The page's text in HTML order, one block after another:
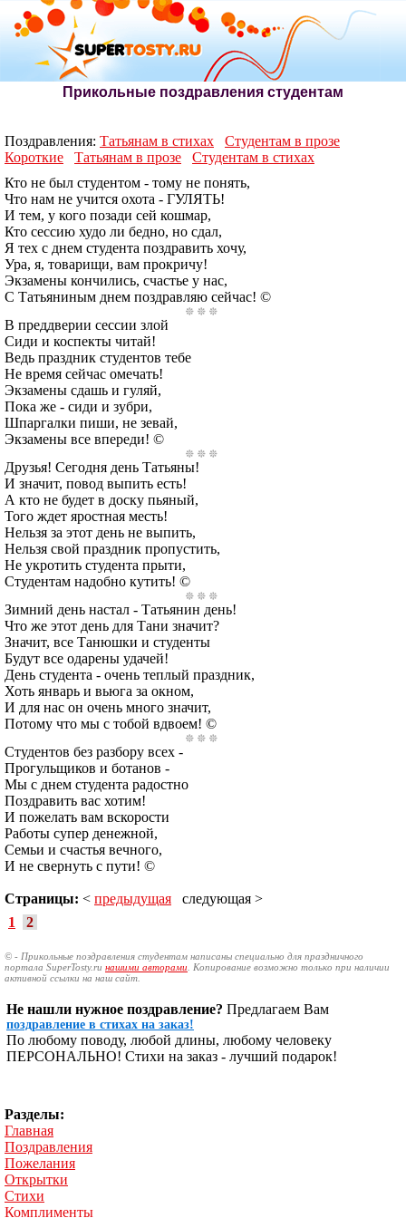
Прикольные поздравления студентам
Поздравления: Татьянам в стихах
Студентам в прозе
Короткие
Татьянам в прозе
Студентам в стихах
Кто не был студентом - тому не понять,
Что нам не учится охота - ГУЛЯТЬ!
И тем, у кого позади сей кошмар,
Кто сессию худо ли бедно, но сдал,
Я тех с днем студента поздравить хочу,
Ура, я, товарищи, вам прокричу!
Экзамены кончились, счастье у нас,
С Татьяниным днем поздравляю сейчас! ©
В преддверии сессии злой
Сиди и коспекты читай!
Ведь праздник студентов тебе
Не время сейчас омечать!
Экзамены сдашь и гуляй,
Пока же - сиди и зубри,
Шпаргалки пиши, не зевай,
Экзамены все впереди! ©
Друзья! Сегодня день Татьяны!
И значит, повод выпить есть!
А кто не будет в доску пьяный,
Того ждет яростная месть!
Нельзя за этот день не выпить,
Нельзя свой праздник пропустить,
Не укротить студента прыти,
Студентам надобно кутить! ©
Зимний день настал - Татьянин день!
Что же этот день для Тани значит?
Значит, все Танюшки и студенты
Будут все одарены удачей!
День студента - очень теплый праздник,
Хоть январь и вьюга за окном,
И для нас он очень много значит,
Потому что мы с тобой вдвоем! ©
Студентов без разбору всех -
Прогульщиков и ботанов -
Мы с днем студента радостно
Поздравить вас хотим!
И пожелать вам вскорости
Работы супер денежной,
Семьи и счастья вечного,
И не свернуть с пути! ©
Страницы: < предыдущая следующая >
1
2
© - Прикольные поздравления студентам написаны специально для праздничного
портала SuperTosty.ru нашими авторами . Копирование возможно только при наличии
активной ссылки на наш сайт.
Не нашли нужное поздравление? Предлагаем Вам
поздравление в стихах на заказ!
По любому поводу, любой длины, любому человеку
ПЕРСОНАЛЬНО! Стихи на заказ - лучший подарок!
Разделы:
Главная
Поздравления
Пожелания
Открытки
Стихи
Комплименты